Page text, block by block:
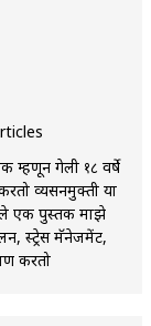
म्हणून गेली १८ वर्षे
व्यसनमुक्ती या
एक पुस्तक माझे
स्ट्रेस मॅनेजमेंट,
करतो